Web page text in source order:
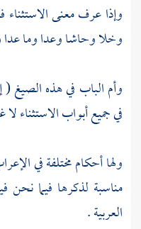
وإذا عرف معنى
وخلا وحاشا وعدا وما
وأم الباب في هذه الصيغ (
في جميع أبواب الاستثناء لا
ولها أحكام مختلفة في
مناسبة لذكرها فيما
العربية .